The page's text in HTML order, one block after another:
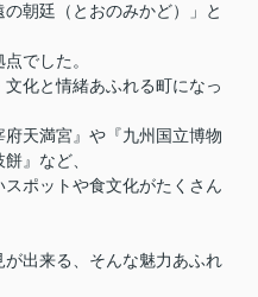
朝廷（とおのみかど）」と
でした。
化と情緒あふれる町になっ
天満宮』や『九州国立博物
』など、
ポットや食文化がたくさん
出来る、そんな魅力あふれ